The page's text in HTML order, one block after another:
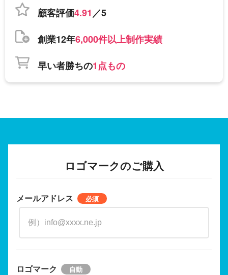
顧客評価4.91／5
創業12年6,000件以上制作実績
早い者勝ちの1点もの
ロゴマークのご購入
メールアドレス
ロゴマーク